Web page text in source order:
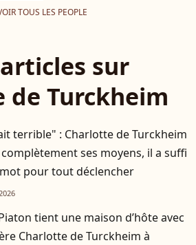
TOUS LES PEOPLE
sur
de Turckheim
terrible" : Charlotte de Turckheim
ses moyens, il a suffi
mot pour tout déclencher
tient une maison d’hôte avec
Charlotte de Turckheim à